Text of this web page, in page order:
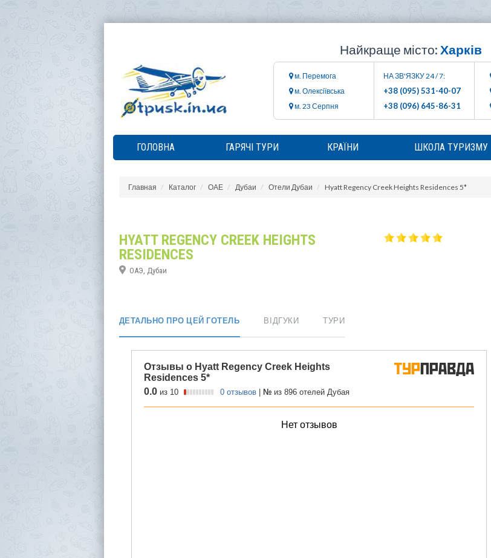
Найкраще місто: Харків
м. Перемога
м. Олексіївська
м. 23 Серпня
НА ЗВ'ЯЗКУ 24 / 7:
+38 (095) 531-40-07
+38 (096) 645-86-31
ГОЛОВНА ГАРЯЧІ ТУРИ КРАЇНИ ШКОЛА ТУРИЗМУ
Главная Каталог ОАЕ Дубаи Отели Дубаи Hyatt Regency Creek Heights Residences 5*
HYATT REGENCY CREEK HEIGHTS
RESIDENCES
ОАЭ, Дубаи
ДЕТАЛЬНО ПРО ЦЕЙ ГОТЕЛЬ ВІДГУКИ ТУРИ